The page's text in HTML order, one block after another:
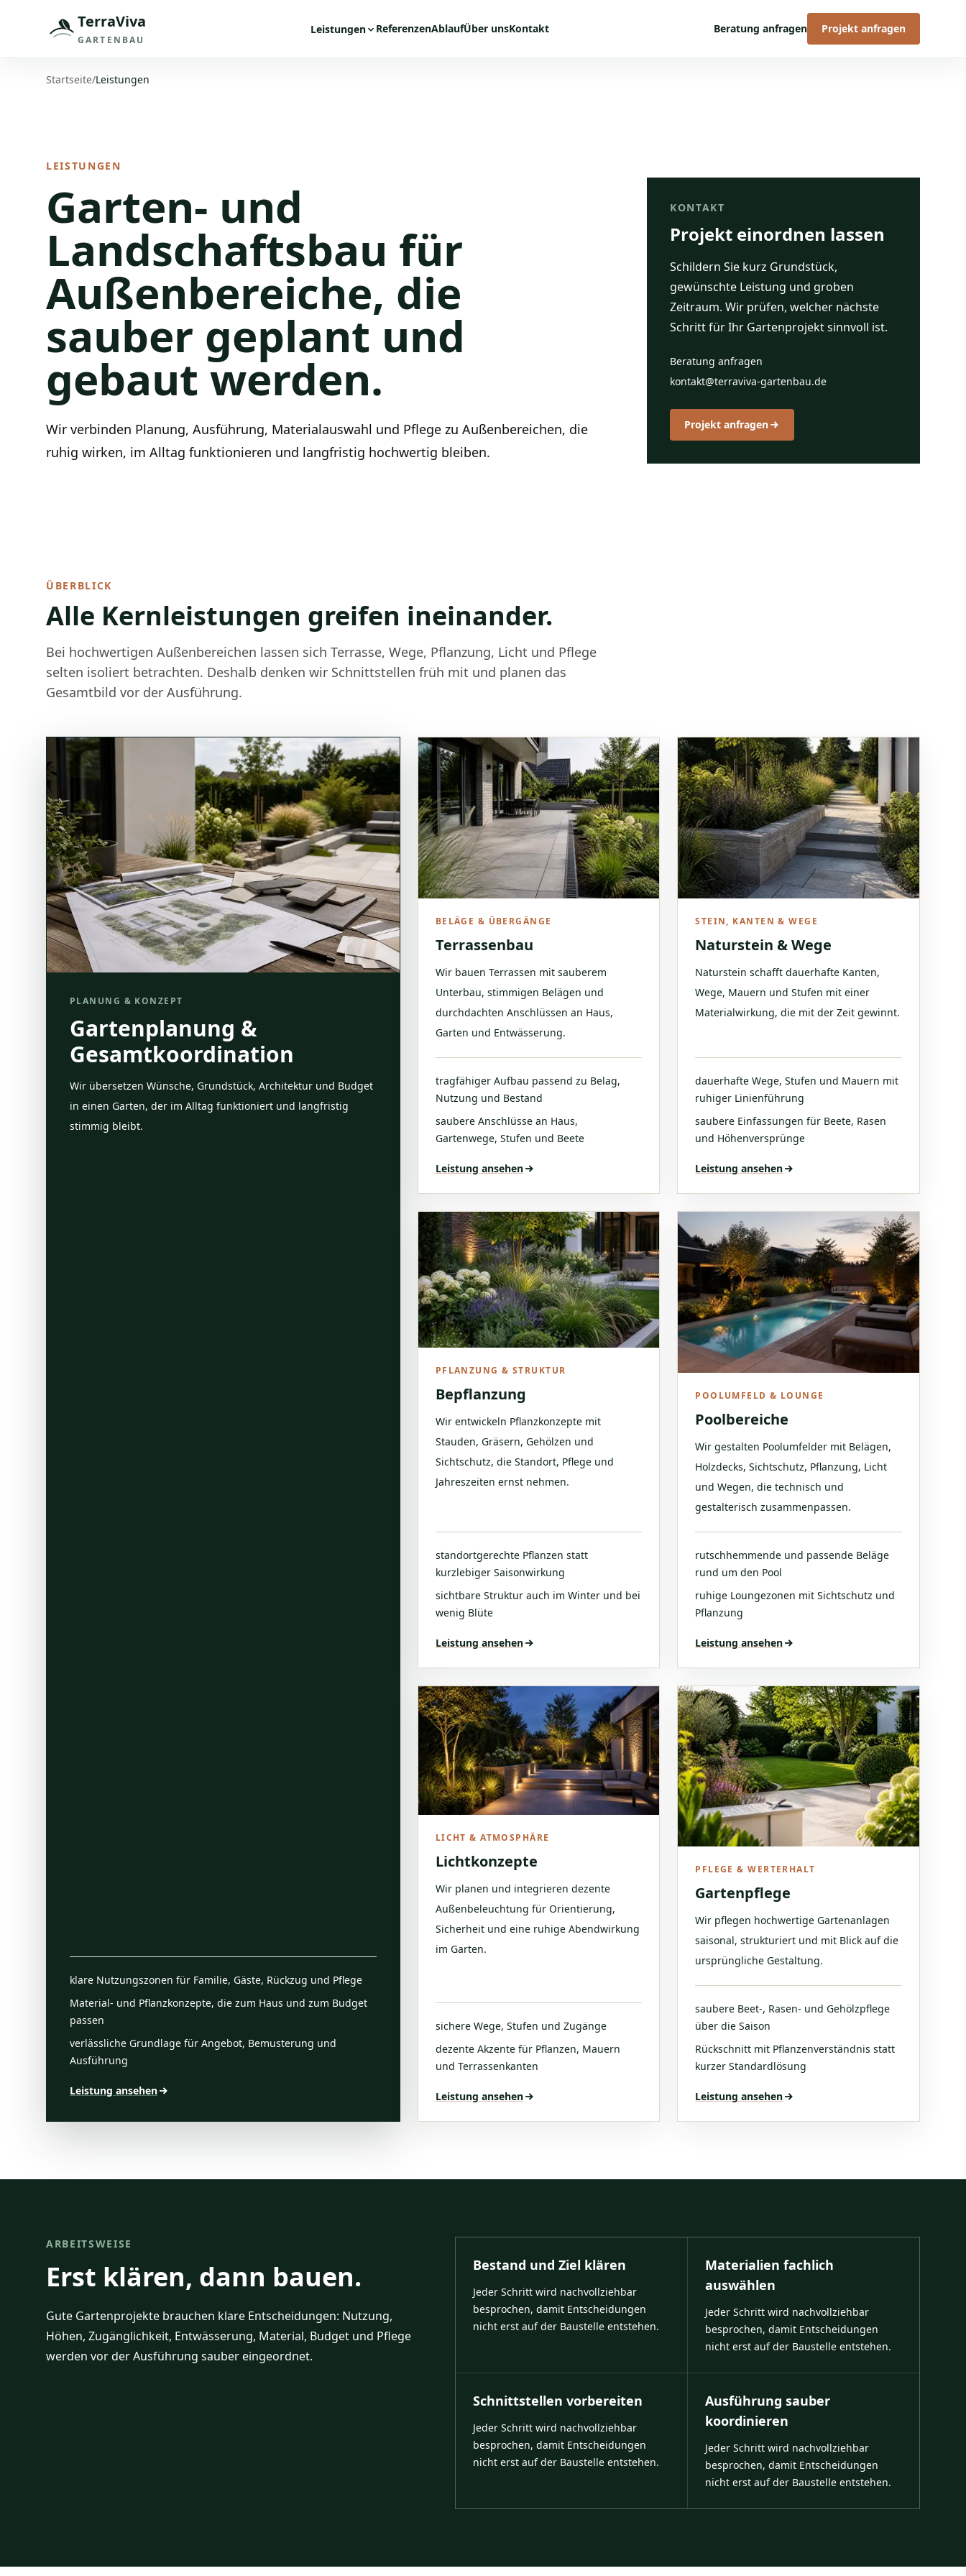
TerraViva
GARTENBAU
Leistungen ReferenzenAblaufÜber unsKontakt Beratung anfragen Projekt anfragen
Startseite/Leistungen
LEISTUNGEN
Garten- und
Landschaftsbau für
Außenbereiche, die
sauber geplant und
gebaut werden.
Wir verbinden Planung, Ausführung, Materialauswahl und Pflege zu Außenbereichen, die
ruhig wirken, im Alltag funktionieren und langfristig hochwertig bleiben.
KONTAKT
Projekt einordnen lassen
Schildern Sie kurz Grundstück,
gewünschte Leistung und groben
Zeitraum. Wir prüfen, welcher nächste
Schritt für Ihr Gartenprojekt sinnvoll ist.
Beratung anfragen
kontakt@terraviva-gartenbau.de
Projekt anfragen
ÜBERBLICK
Alle Kernleistungen greifen ineinander.
Bei hochwertigen Außenbereichen lassen sich Terrasse, Wege, Pflanzung, Licht und Pflege
selten isoliert betrachten. Deshalb denken wir Schnittstellen früh mit und planen das
Gesamtbild vor der Ausführung.
PLANUNG & KONZEPT
Gartenplanung &
Gesamtkoordination
Wir übersetzen Wünsche, Grundstück, Architektur und Budget
in einen Garten, der im Alltag funktioniert und langfristig
stimmig bleibt.
klare Nutzungszonen für Familie, Gäste, Rückzug und Pflege
Material- und Pflanzkonzepte, die zum Haus und zum Budget
passen
verlässliche Grundlage für Angebot, Bemusterung und
Ausführung
Leistung ansehen
BELÄGE & ÜBERGÄNGE
Terrassenbau
Wir bauen Terrassen mit sauberem
Unterbau, stimmigen Belägen und
durchdachten Anschlüssen an Haus,
Garten und Entwässerung.
tragfähiger Aufbau passend zu Belag,
Nutzung und Bestand
saubere Anschlüsse an Haus,
Gartenwege, Stufen und Beete
Leistung ansehen
STEIN, KANTEN & WEGE
Naturstein & Wege
Naturstein schafft dauerhafte Kanten,
Wege, Mauern und Stufen mit einer
Materialwirkung, die mit der Zeit gewinnt.
dauerhafte Wege, Stufen und Mauern mit
ruhiger Linienführung
saubere Einfassungen für Beete, Rasen
und Höhenversprünge
Leistung ansehen
PFLANZUNG & STRUKTUR
Bepflanzung
Wir entwickeln Pflanzkonzepte mit
Stauden, Gräsern, Gehölzen und
Sichtschutz, die Standort, Pflege und
Jahreszeiten ernst nehmen.
standortgerechte Pflanzen statt
kurzlebiger Saisonwirkung
sichtbare Struktur auch im Winter und bei
wenig Blüte
Leistung ansehen
POOLUMFELD & LOUNGE
Poolbereiche
Wir gestalten Poolumfelder mit Belägen,
Holzdecks, Sichtschutz, Pflanzung, Licht
und Wegen, die technisch und
gestalterisch zusammenpassen.
rutschhemmende und passende Beläge
rund um den Pool
ruhige Loungezonen mit Sichtschutz und
Pflanzung
Leistung ansehen
LICHT & ATMOSPHÄRE
Lichtkonzepte
Wir planen und integrieren dezente
Außenbeleuchtung für Orientierung,
Sicherheit und eine ruhige Abendwirkung
im Garten.
sichere Wege, Stufen und Zugänge
dezente Akzente für Pflanzen, Mauern
und Terrassenkanten
Leistung ansehen
PFLEGE & WERTERHALT
Gartenpflege
Wir pflegen hochwertige Gartenanlagen
saisonal, strukturiert und mit Blick auf die
ursprüngliche Gestaltung.
saubere Beet-, Rasen- und Gehölzpflege
über die Saison
Rückschnitt mit Pflanzenverständnis statt
kurzer Standardlösung
Leistung ansehen
ARBEITSWEISE
Erst klären, dann bauen.
Gute Gartenprojekte brauchen klare Entscheidungen: Nutzung,
Höhen, Zugänglichkeit, Entwässerung, Material, Budget und Pflege
werden vor der Ausführung sauber eingeordnet.
Bestand und Ziel klären
Jeder Schritt wird nachvollziehbar
besprochen, damit Entscheidungen
nicht erst auf der Baustelle entstehen.
Materialien fachlich
auswählen
Jeder Schritt wird nachvollziehbar
besprochen, damit Entscheidungen
nicht erst auf der Baustelle entstehen.
Schnittstellen vorbereiten
Jeder Schritt wird nachvollziehbar
besprochen, damit Entscheidungen
nicht erst auf der Baustelle entstehen.
Ausführung sauber
koordinieren
Jeder Schritt wird nachvollziehbar
besprochen, damit Entscheidungen
nicht erst auf der Baustelle entstehen.